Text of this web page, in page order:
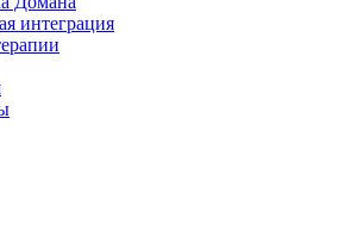
интеграция